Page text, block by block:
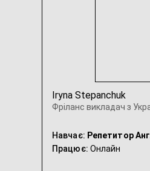
Iryna Stepanchuk
Фріланс викладач з
Навчає: Репетитор
Працює: Онлайн